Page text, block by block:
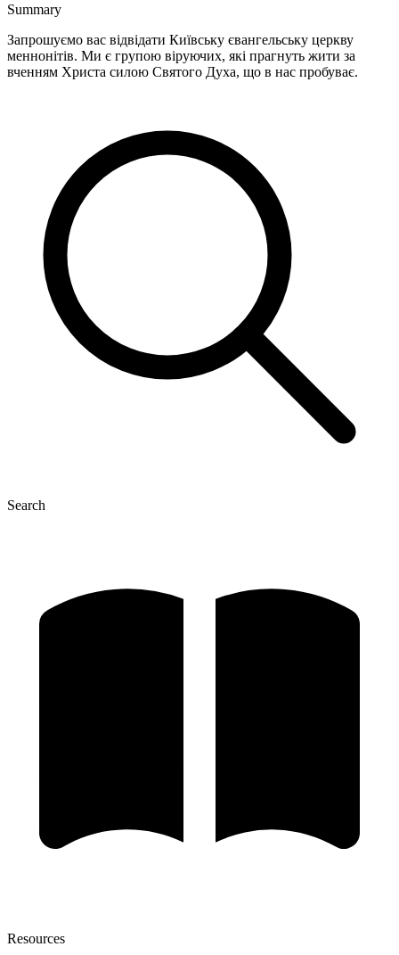
Summary
Запрошуємо вас відвідати Київську євангельську церкву
меннонітів. Ми є групою віруючих, які прагнуть жити за
вченням Христа силою Святого Духа, що в нас пробуває.
Search
Resources